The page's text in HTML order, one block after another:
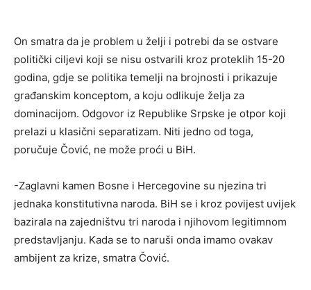
On smatra da je problem u želji i potrebi da se ostvare
politički ciljevi koji se nisu ostvarili kroz proteklih 15-20
godina, gdje se politika temelji na brojnosti i prikazuje
građanskim konceptom, a koju odlikuje želja za
dominacijom. Odgovor iz Republike Srpske je otpor koji
prelazi u klasični separatizam. Niti jedno od toga,
poručuje Čović, ne može proći u BiH.
-Zaglavni kamen Bosne i Hercegovine su njezina tri
jednaka konstitutivna naroda. BiH se i kroz povijest uvijek
bazirala na zajedništvu tri naroda i njihovom legitimnom
predstavljanju. Kada se to naruši onda imamo ovakav
ambijent za krize, smatra Čović.